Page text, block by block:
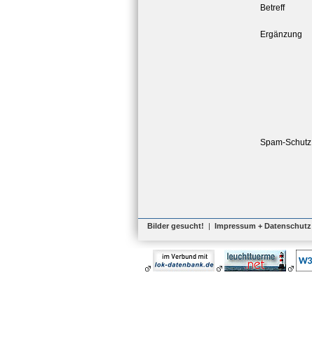
Betreff
Ergänzung
Spam-Schutz
Bilder gesucht! | Impressum + Datenschutz